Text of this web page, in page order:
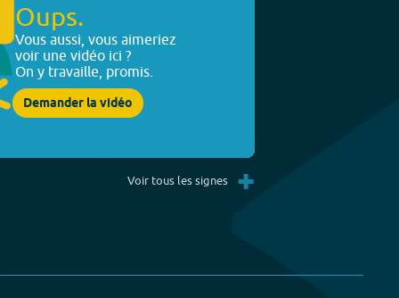
Oups.
Vous aussi, vous aimeriez
voir une vidéo ici ?
On y travaille, promis.
Demander la vidéo
Voir tous les signes +